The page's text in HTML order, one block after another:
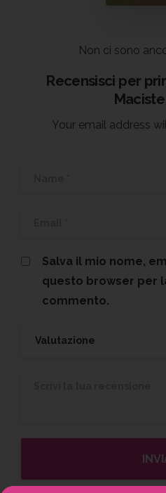
Non ci sono
Recensisci per
Maciste
Your email address
Salva il mio nome,
questo browser per
commento.
Valutazione